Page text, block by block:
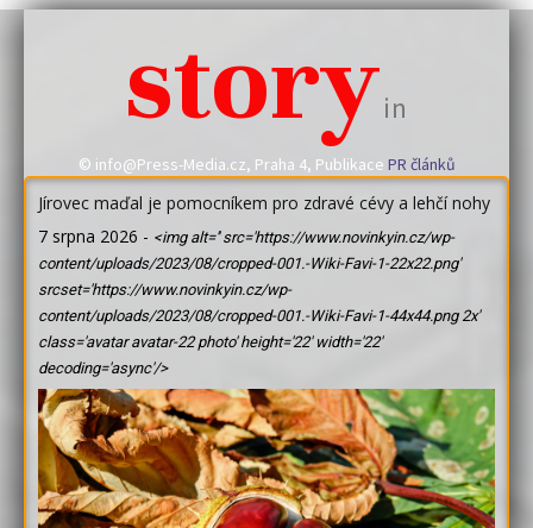
storyin
© info@Press-Media.cz, Praha 4, Publikace PR článků
Jírovec maďal je pomocníkem pro zdravé cévy a lehčí nohy
7 srpna 2026 - <img alt='' src='https://www.novinkyin.cz/wp-
content/uploads/2023/08/cropped-001.-Wiki-Favi-1-22x22.png'
srcset='https://www.novinkyin.cz/wp-
content/uploads/2023/08/cropped-001.-Wiki-Favi-1-44x44.png 2x'
class='avatar avatar-22 photo' height='22' width='22'
decoding='async'/>